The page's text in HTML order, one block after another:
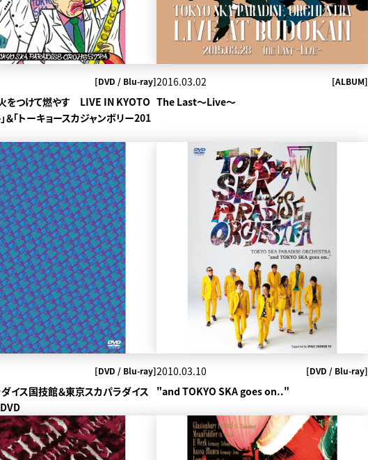
[DVD / Blu-ray]
をつけて燃やす LIVE IN KYOTO
「トーキョースカジャンボリー201
2016.03.02 [ALBUM]
The Last～Live～
[DVD / Blu-ray]
イス国技館＆東京スカパラダイス
2010.03.10 [DVD / Blu-ray]
"and TOKYO SKA goes on.."